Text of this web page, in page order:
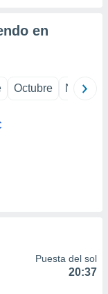
en
Octubre
Puesta del sol
20:37